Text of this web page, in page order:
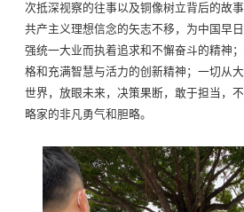
次抵深视察的往事以及铜像树立背后的故
共产主义理想信念的矢志不移，为中国早
强统一大业而执着追求和不懈奋斗的精神
格和充满智慧与活力的创新精神；一切从
世界，放眼未来，决策果断，敢于担当，
略家的非凡勇气和胆略。